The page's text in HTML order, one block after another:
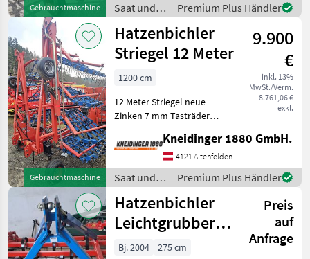
Gebrauchtmaschine
Saat und
Pflege /
Hatzenbichler
Premium Plus Händler
Gebrauchtmaschine
Hatzenbichler
Striegel 12 Meter
9.900
€
inkl. 13%
MwSt./Verm.
8.761,06 €
exkl.
1200 cm
12 Meter Striegel neue
Zinken 7 mm Tasträder
FederzahneggeKneidinger 1880 GmbH.
4121 Altenfelden
Saat und
Pflege /
Hatzenbichler
Premium Plus Händler
Hatzenbichler
Leichtgrubber
2,75-m
Preis
auf
Anfrage
Bj. 2004
275 cm